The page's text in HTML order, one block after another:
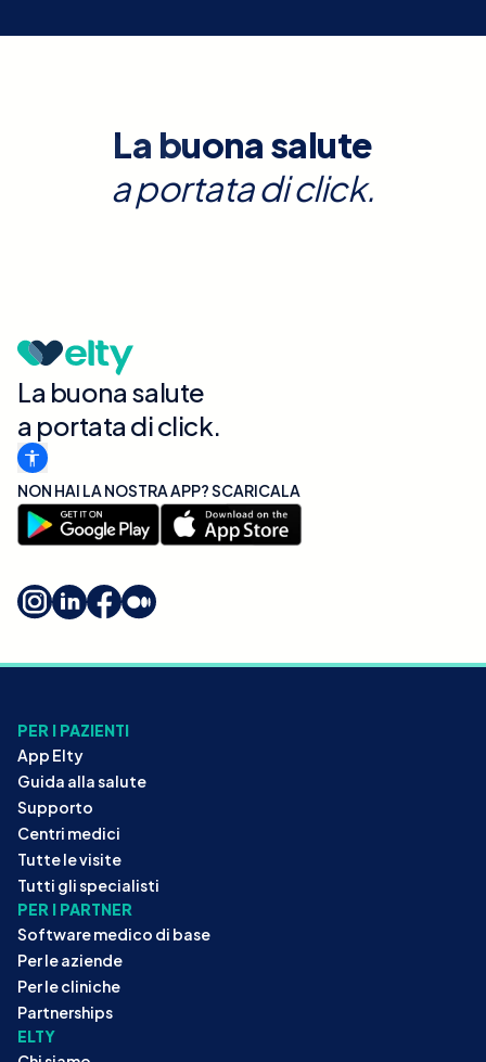
La buona salute
a portata di click.
La buona salute
a portata di click.
NON HAI LA NOSTRA APP? SCARICALA
PER I PAZIENTI
App Elty
Guida alla salute
Supporto
Centri medici
Tutte le visite
Tutti gli specialisti
PER I PARTNER
Software medico di base
Per le aziende
Per le cliniche
Partnerships
ELTY